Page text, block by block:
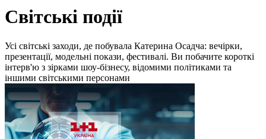
Світські події
Усі світські заходи, де побувала Катерина Осадча: вечірки,
презентації, модельні покази, фестивалі. Ви побачите короткі
інтерв'ю з зірками шоу-бізнесу, відомими політиками та
іншими світськими персонами